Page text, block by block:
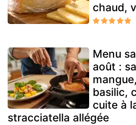
chaud,
Menu
août :
basilic,
cuite à
stracciatella allégée